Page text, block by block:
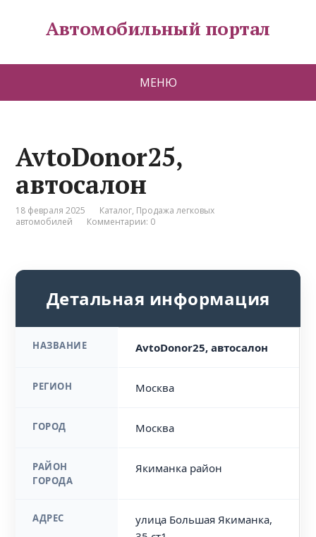
Автомобильный портал
МЕНЮ
AvtoDonor25,
автосалон
18 февраля 2025 Каталог, Продажа легковых
автомобилей
Комментарии: 0
Детальная информация
НАЗВАНИЕ AvtoDonor25, автосалон
РЕГИОН Москва
ГОРОД Москва
РАЙОН
ГОРОДА
Якиманка район
АДРЕС
улица Большая Якиманка,